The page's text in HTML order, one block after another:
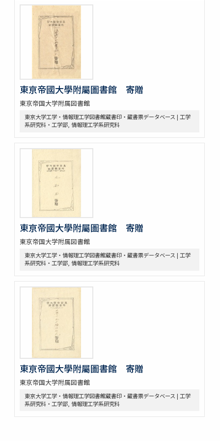
東亰帝國大學附屬圖書館 寄贈
東京帝国大学附属図書館
東京大学工学・情報理工学図書館蔵書印・蔵書票データベース | 工学
系研究科・工学部, 情報理工学系研究科
東亰帝國大學附屬圖書館 寄贈
東京帝国大学附属図書館
東京大学工学・情報理工学図書館蔵書印・蔵書票データベース | 工学
系研究科・工学部, 情報理工学系研究科
東亰帝國大學附屬圖書館 寄贈
東京帝国大学附属図書館
東京大学工学・情報理工学図書館蔵書印・蔵書票データベース | 工学
系研究科・工学部, 情報理工学系研究科